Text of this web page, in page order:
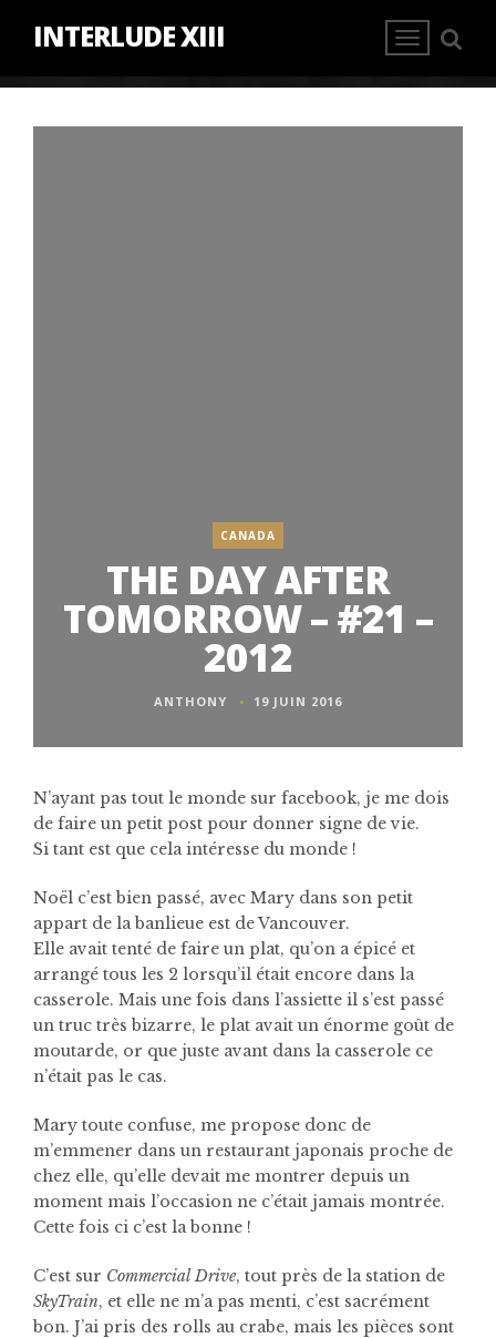
INTERLUDE XIII
CANADA
THE DAY AFTER
TOMORROW – #21 –
2012
ANTHONY 19 JUIN 2016
N’ayant pas tout le monde sur facebook, je me dois
de faire un petit post pour donner signe de vie.
Si tant est que cela intéresse du monde !
Noël c’est bien passé, avec Mary dans son petit
appart de la banlieue est de Vancouver.
Elle avait tenté de faire un plat, qu’on a épicé et
arrangé tous les 2 lorsqu’il était encore dans la
casserole. Mais une fois dans l’assiette il s’est passé
un truc très bizarre, le plat avait un énorme goût de
moutarde, or que juste avant dans la casserole ce
n’était pas le cas.
Mary toute confuse, me propose donc de
m’emmener dans un restaurant japonais proche de
chez elle, qu’elle devait me montrer depuis un
moment mais l’occasion ne c’était jamais montrée.
Cette fois ci c’est la bonne !
C’est sur Commercial Drive, tout près de la station de
SkyTrain, et elle ne m’a pas menti, c’est sacrément
bon. J’ai pris des rolls au crabe, mais les pièces sont